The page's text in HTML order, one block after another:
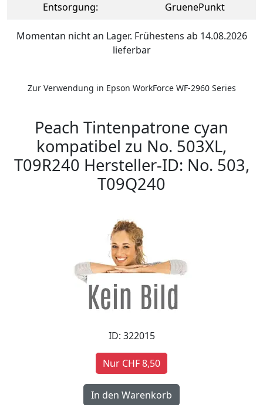
Entsorgung:
GruenePunkt
Momentan nicht an Lager. Frühestens ab 14.08.2026
lieferbar
Zur Verwendung in Epson WorkForce WF-2960 Series
Peach Tintenpatrone cyan
kompatibel zu No. 503XL,
T09R240 Hersteller-ID: No. 503,
T09Q240
ID: 322015
Nur CHF 8,50